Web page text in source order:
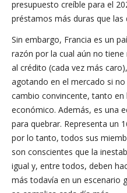
presupuesto creíble para el
préstamos más duras que las
Sin embargo, Francia es un
razón por la cual aún no
al crédito (cada vez más
agotando en el mercado si
cambio convincente, tanto
económico. Además, es una
para quebrar. Representa un
por lo tanto, todos sus
son conscientes que la
igual y, entre todos, deben
más todavía en un escenario